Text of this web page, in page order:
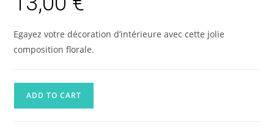
Egayez votre décoration d’intérieure avec cette jolie
composition florale.
ADD TO CART